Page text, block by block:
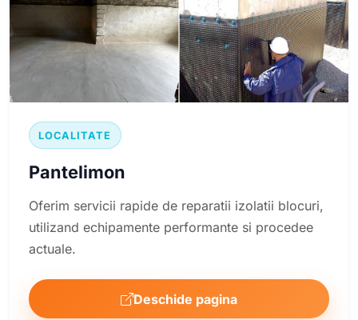
LOCALITATE
Pantelimon
Oferim servicii rapide de reparatii izolatii blocuri,
utilizand echipamente performante si procedee
actuale.
Deschide pagina